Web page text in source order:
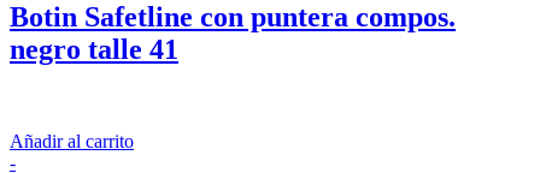
Botin Safetline con puntera compos.
negro talle 41
Añadir al carrito
-